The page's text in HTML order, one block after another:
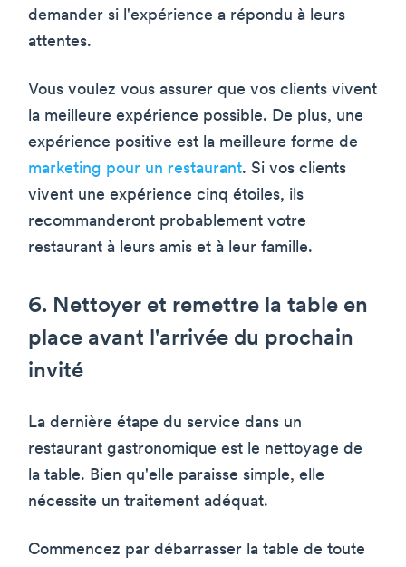
demander si l'expérience a répondu à leurs
attentes.
Vous voulez vous assurer que vos clients vivent
la meilleure expérience possible. De plus, une
expérience positive est la meilleure forme de
marketing pour un restaurant. Si vos clients
vivent une expérience cinq étoiles, ils
recommanderont probablement votre
restaurant à leurs amis et à leur famille.
6. Nettoyer et remettre la table en
place avant l'arrivée du prochain
invité
La dernière étape du service dans un
restaurant gastronomique est le nettoyage de
la table. Bien qu'elle paraisse simple, elle
nécessite un traitement adéquat.
Commencez par débarrasser la table de toute